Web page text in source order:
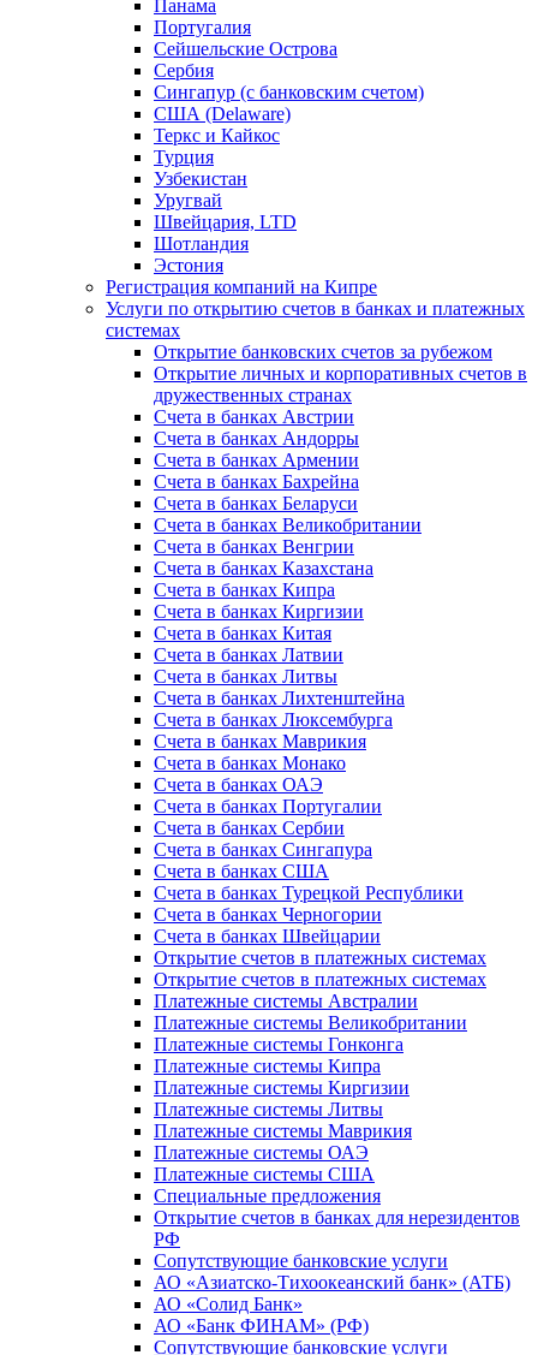
Панама
Португалия
Сейшельские Острова
Сербия
Сингапур (c банковским счетом)
США (Delaware)
Теркс и Кайкос
Турция
Узбекистан
Уругвай
Швейцария, LTD
Шотландия
Эстония
Регистрация компаний на Кипре
Услуги по открытию счетов в банках и платежных
системах
Открытие банковских счетов за рубежом
Открытие личных и корпоративных счетов в
дружественных странах
Счета в банках Австрии
Счета в банках Андорры
Счета в банках Армении
Счета в банках Бахрейна
Счета в банках Беларуси
Счета в банках Великобритании
Счета в банках Венгрии
Счета в банках Казахстана
Счета в банках Кипра
Счета в банках Киргизии
Счета в банках Китая
Счета в банках Латвии
Счета в банках Литвы
Счета в банках Лихтенштейна
Счета в банках Люксембурга
Счета в банках Маврикия
Счета в банках Монако
Счета в банках ОАЭ
Счета в банках Португалии
Счета в банках Сербии
Счета в банках Сингапура
Счета в банках США
Счета в банках Турецкой Республики
Счета в банках Черногории
Счета в банках Швейцарии
Открытие счетов в платежных системах
Открытие счетов в платежных системах
Платежные системы Австралии
Платежные системы Великобритании
Платежные системы Гонконга
Платежные системы Кипра
Платежные системы Киргизии
Платежные системы Литвы
Платежные системы Маврикия
Платежные системы ОАЭ
Платежные системы США
Специальные предложения
Открытие счетов в банках для нерезидентов
РФ
Сопутствующие банковские услуги
АО «Азиатско-Тихоокеанский банк» (АТБ)
АО «Солид Банк»
АО «Банк ФИНАМ» (РФ)
Сопутствующие банковские услуги